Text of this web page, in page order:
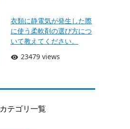
衣類に静電気が発生した際
に使う柔軟剤の選び方につ
いて教えてください。
23479 views
カテゴリ一覧